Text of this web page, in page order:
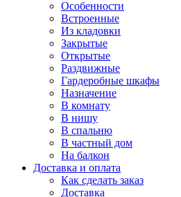
Особенности
Встроенные
Из кладовки
Закрытые
Открытые
Раздвижные
Гардеробные шкафы
Назначение
В комнату
В нишу
В спальню
В частный дом
На балкон
Доставка и оплата
Как сделать заказ
Доставка